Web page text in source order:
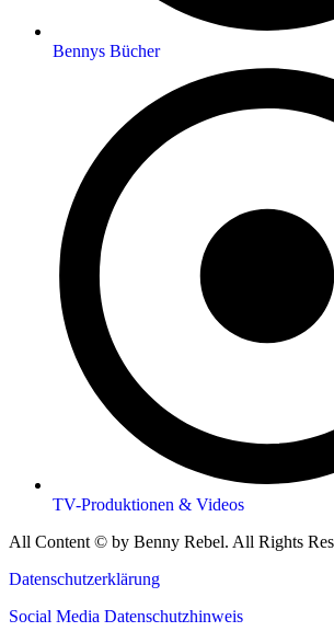
Bennys Bücher
TV-Produktionen & Videos
All Content © by Benny Rebel. All Rights
Datenschutzerklärung
Social Media Datenschutzhinweis